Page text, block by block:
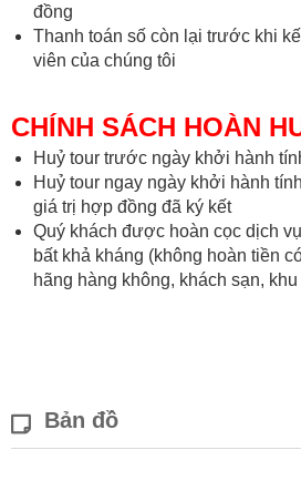
đồng
Thanh toán số còn lại trước khi
viên của chúng tôi
CHÍNH SÁCH HOÀN
Huỷ tour trước ngày khởi hành
Huỷ tour ngay ngày khởi hành
giá trị hợp đồng đã ký kết
Quý khách được hoàn cọc dịch
bất khả kháng (không hoàn tiền
hãng hàng không, khách sạn,
Bản đồ